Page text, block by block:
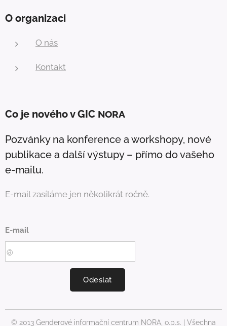
O organizaci
O nás
Kontakt
Co je nového v GIC NORA
Pozvánky na konference a workshopy, nové
publikace a další výstupy – přímo do vašeho
e-mailu.
E-mail zasíláme jen několikrát ročně.
E-mail
Odeslat
© 2013 Genderové informační centrum NORA, o.p.s. | Všechna